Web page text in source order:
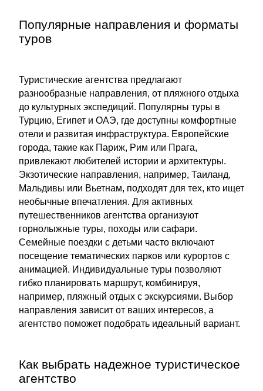
Популярные направления и форматы
туров
Туристические агентства предлагают
разнообразные направления, от пляжного отдыха
до культурных экспедиций. Популярны туры в
Турцию, Египет и ОАЭ, где доступны комфортные
отели и развитая инфраструктура. Европейские
города, такие как Париж, Рим или Прага,
привлекают любителей истории и архитектуры.
Экзотические направления, например, Таиланд,
Мальдивы или Вьетнам, подходят для тех, кто ищет
необычные впечатления. Для активных
путешественников агентства организуют
горнолыжные туры, походы или сафари.
Семейные поездки с детьми часто включают
посещение тематических парков или курортов с
анимацией. Индивидуальные туры позволяют
гибко планировать маршрут, комбинируя,
например, пляжный отдых с экскурсиями. Выбор
направления зависит от ваших интересов, а
агентство поможет подобрать идеальный вариант.
Как выбрать надежное туристическое
агентство